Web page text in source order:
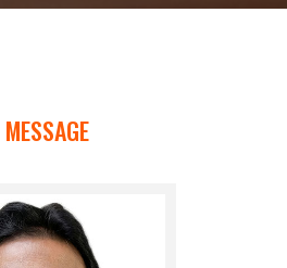
MESSAGE